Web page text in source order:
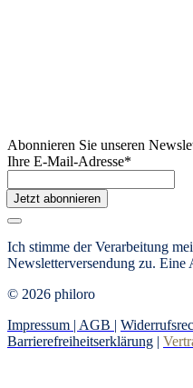
Abonnieren Sie unseren
Ihre E-Mail-Adresse*
Jetzt abonnieren
Ich stimme der Verarbeitung
Newsletterversendung zu.
© 2026 philoro
Impressum | AGB |
Barrierefreiheitserklärung |